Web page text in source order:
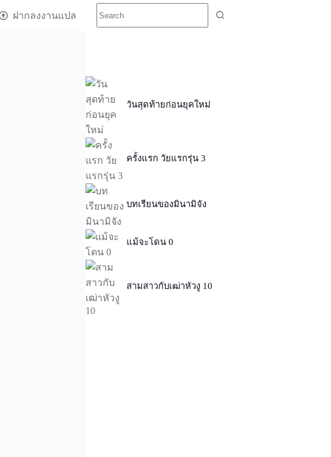
ฝากลงงานแปล
วันสุดท้ายก่อนยุคใหม่
ครั้งแรก วัยแรกรุ่น 3
บทเรียนของมินามิจัง
แม้จะโดน 0
สามสาวกับเฒ่าหัวงู 10